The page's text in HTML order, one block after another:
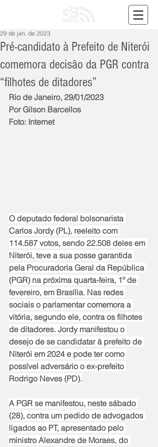
Pré-candidato à Prefeito de Niterói
comemora decisão da PGR contra
“filhotes de ditadores”
29 de jan. de 2023
Rio de Janeiro, 29/01/2023
Por Gilson Barcellos
Foto: Internet
O deputado federal bolsonarista
Carlos Jordy (PL), reeleito com
114.587 votos, sendo 22.508 deles em
Niterói, teve a sua posse garantida
pela Procuradoria Geral da República
(PGR) na próxima quarta-feira, 1º de
fevereiro, em Brasília. Nas redes
sociais o parlamentar comemora a
vitória, segundo ele, contra os filhotes
de ditadores. Jordy manifestou o
desejo de se candidatar à prefeito de
Niterói em 2024 e pode ter como
possível adversário o ex-prefeito
Rodrigo Neves (PD).
A PGR se manifestou, neste sábado
(28), contra um pedido de advogados
ligados ao PT, apresentado pelo
ministro Alexandre de Moraes, do